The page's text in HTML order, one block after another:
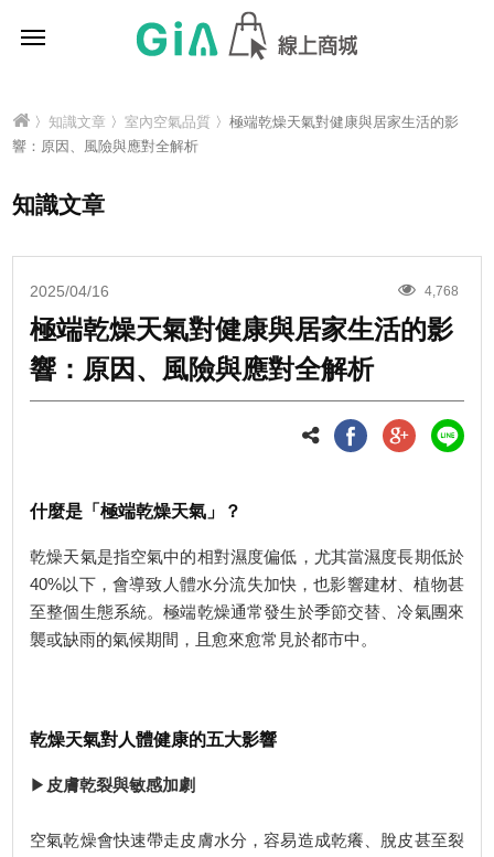
〉 知識文章 〉室內空氣品質 〉極端乾燥天氣對健康與居家生活的影
響：原因、風險與應對全解析
知識文章
2025/04/16 4,768
極端乾燥天氣對健康與居家生活的影
響：原因、風險與應對全解析
什麼是「極端乾燥天氣」？
乾燥天氣是指空氣中的相對濕度偏低，尤其當濕度長期低於
40%以下，會導致人體水分流失加快，也影響建材、植物甚
至整個生態系統。極端乾燥通常發生於季節交替、冷氣團來
襲或缺雨的氣候期間，且愈來愈常見於都市中。
乾燥天氣對人體健康的五大影響
▶ 皮膚乾裂與敏感加劇
空氣乾燥會快速帶走皮膚水分，容易造成乾癢、脫皮甚至裂